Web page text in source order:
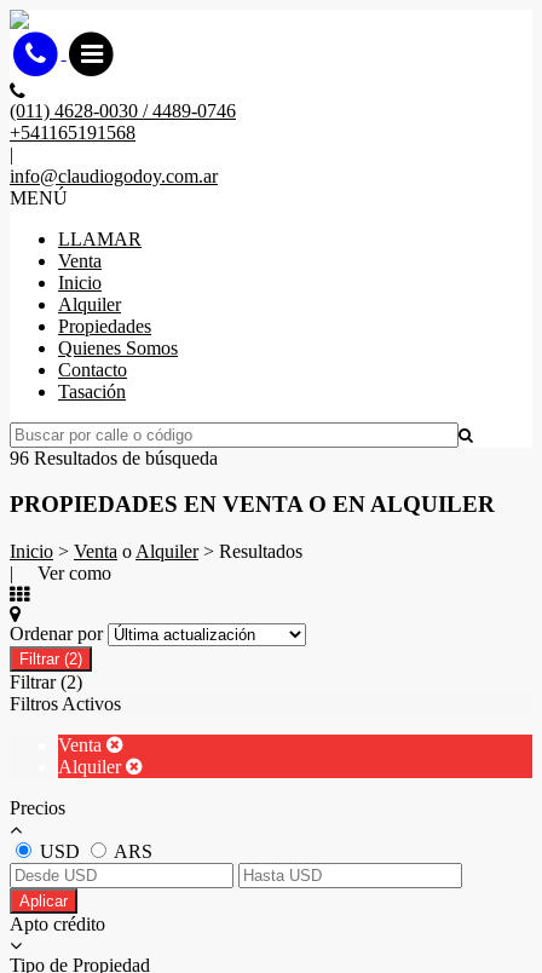
(011) 4628-0030 / 4489-0746
+541165191568
|
info@claudiogodoy.com.ar
MENÚ
LLAMAR
Venta
Inicio
Alquiler
Propiedades
Quienes Somos
Contacto
Tasación
96 Resultados de búsqueda
PROPIEDADES EN VENTA O EN ALQUILER
Inicio > Venta o Alquiler> Resultados
| Ver como
Ordenar por
Filtrar (2)
Filtrar (2)
Filtros Activos
Venta
Alquiler
Precios
USD ARS
Aplicar
Apto crédito
Tipo de Propiedad